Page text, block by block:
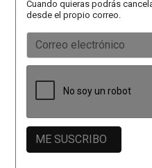
Cuando quieras podrás
desde el propio correo.